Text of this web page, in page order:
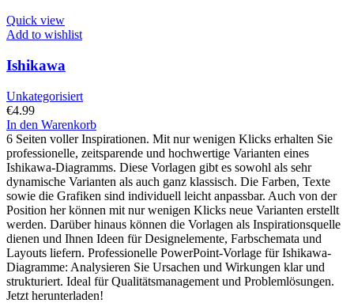
Quick view
Add to wishlist
Ishikawa
Unkategorisiert
€4.99
In den Warenkorb
6 Seiten voller Inspirationen. Mit nur wenigen Klicks erhalten Sie
professionelle, zeitsparende und hochwertige Varianten eines
Ishikawa-Diagramms. Diese Vorlagen gibt es sowohl als sehr
dynamische Varianten als auch ganz klassisch. Die Farben, Texte
sowie die Grafiken sind individuell leicht anpassbar. Auch von der
Position her können mit nur wenigen Klicks neue Varianten erstellt
werden. Darüber hinaus können die Vorlagen als Inspirationsquelle
dienen und Ihnen Ideen für Designelemente, Farbschemata und
Layouts liefern. Professionelle PowerPoint-Vorlage für Ishikawa-
Diagramme: Analysieren Sie Ursachen und Wirkungen klar und
strukturiert. Ideal für Qualitätsmanagement und Problemlösungen.
Jetzt herunterladen!